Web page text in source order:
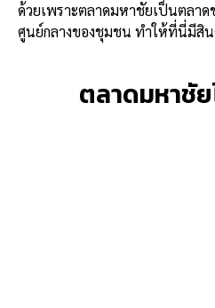
ด้วยเพราะตลาดมหาชัยเป็นตลา
ศูนย์กลางของชุมชน ทำให้ที่นี่มีสิ
ตลาดมหาชั